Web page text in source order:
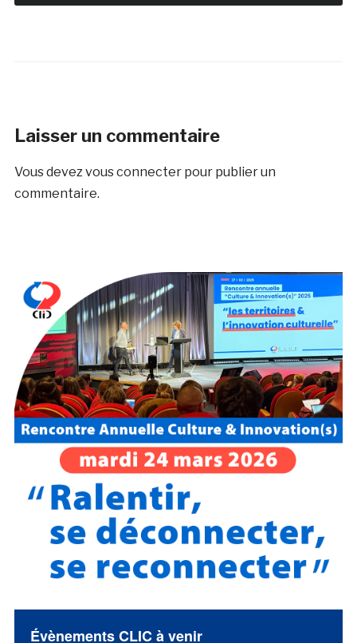
Laisser un commentaire
Vous devezvous connecterpour publier un
commentaire.
Évènements CLIC à venir